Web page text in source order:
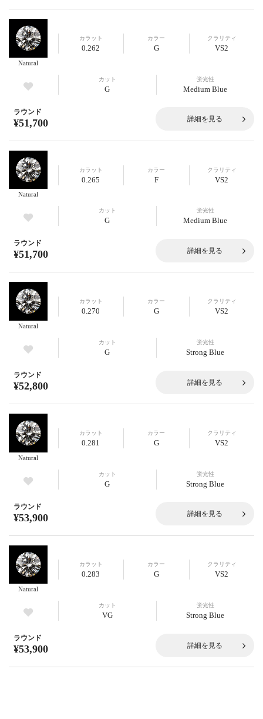
Natural
カラット
0.262
カラー
G
クラリティ
VS2
カット
G
蛍光性
Medium Blue
ラウンド
¥51,700 詳細を見る
Natural
カラット
0.265
カラー
F
クラリティ
VS2
カット
G
蛍光性
Medium Blue
ラウンド
¥51,700 詳細を見る
Natural
カラット
0.270
カラー
G
クラリティ
VS2
カット
G
蛍光性
Strong Blue
ラウンド
¥52,800 詳細を見る
Natural
カラット
0.281
カラー
G
クラリティ
VS2
カット
G
蛍光性
Strong Blue
ラウンド
¥53,900 詳細を見る
Natural
カラット
0.283
カラー
G
クラリティ
VS2
カット
VG
蛍光性
Strong Blue
ラウンド
¥53,900 詳細を見る